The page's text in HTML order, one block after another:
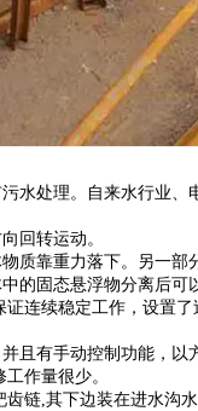
处理。自来水行业、
回转运动。
靠重力落下。另一部
固态悬浮物分离后可
连续稳定工作，设置
有手动控制功能，以
作量很少。
,其下边装在进水沟